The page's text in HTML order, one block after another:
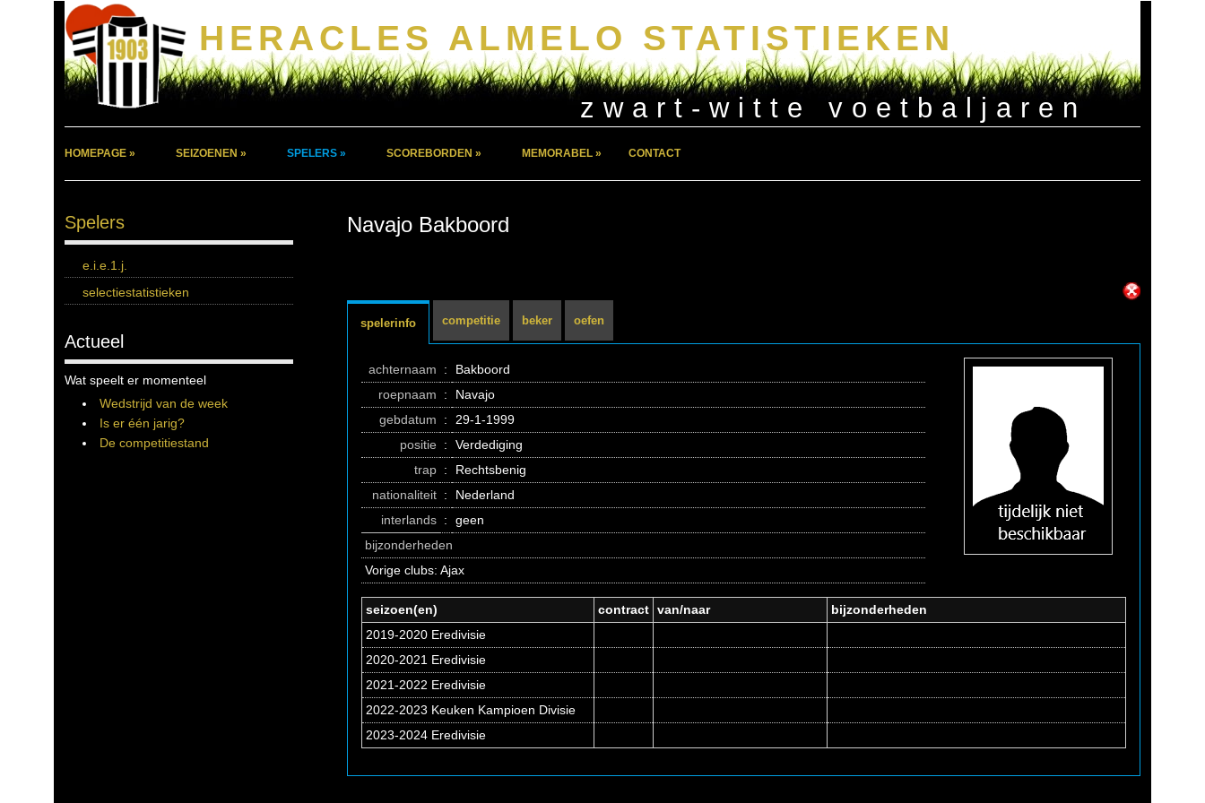
HERACLES ALMELO STATISTIEKEN
zwart-witte voetbaljaren
HOMEPAGE » SEIZOENEN » SPELERS » SCOREBORDEN » MEMORABEL » CONTACT
Spelers
e.i.e.1.j.
selectiestatistieken
Actueel
Wat speelt er momenteel
Wedstrijd van de week
Is er één jarig?
De competitiestand
Navajo Bakboord
spelerinfo competitie beker oefen
achternaam :
Bakboord
roepnaam
:
Navajo
gebdatum
:
29-1-1999
positie :
Verdediging
trap :
Rechtsbenig
nationaliteit :
Nederland
interlands :
geen
bijzonderheden
Vorige clubs: Ajax
seizoen(en) contract van/naar
bijzonderheden
2019-2020 Eredivisie
2020-2021 Eredivisie
2021-2022 Eredivisie
2022-2023 Keuken Kampioen Divisie
2023-2024 Eredivisie